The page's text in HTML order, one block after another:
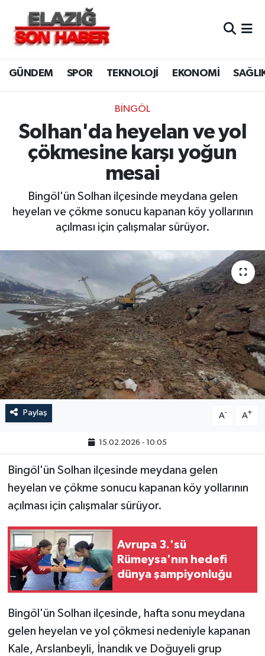
GÜNDEM SPOR TEKNOLOJİ EKONOMİ
BİNGÖL
Solhan'da heyelan ve yol
çökmesine karşı yoğun
mesai
Bingöl'ün Solhan ilçesinde meydana gelen
heyelan ve çökme sonucu kapanan köy yollarının
açılması için çalışmalar sürüyor.
Paylaş A- A+
15.02.2026 - 10:05
Bingöl'ün Solhan ilçesinde meydana gelen
heyelan ve çökme sonucu kapanan köy yollarının
açılması için çalışmalar sürüyor.
Avrupa 3.'sü
Rümeysa'nın hedefi
dünya şampiyonluğu
Bingöl'ün Solhan ilçesinde, hafta sonu meydana
gelen heyelan ve yol çökmesi nedeniyle kapanan
Kale, Arslanbeyli, İnandık ve Doğuyeli grup
CANLI YAYIN
ASAYİŞ
BİLİM VE TEKNOLOJİ
DÜNYA
EĞİTİM
EKONOMİ
ELAZIĞ
GÜNDEM
HABERDE İNSAN
KÜLTÜR-SANAT
MAGAZİN
MEDYA
ÖZEL HABER
POLİTİKA
SİYASET
SPOR
TEKNOLOJİ
YAŞAM
Merkez Hava Durumu
Merkez Trafik Yoğunluk Haritası
Süper Lig Puan Durumu ve Fikstür
Tüm Manşetler
Son Dakika Haberleri
Haber Arşivi